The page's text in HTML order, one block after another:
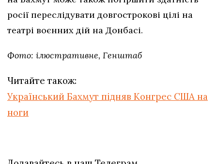
росії переслідувати довгострокові цілі на
театрі воєнних дій на Донбасі.
Фото: ілюстративне, Генштаб
Читайте також:
Український Бахмут підняв Конгрес США на
ноги